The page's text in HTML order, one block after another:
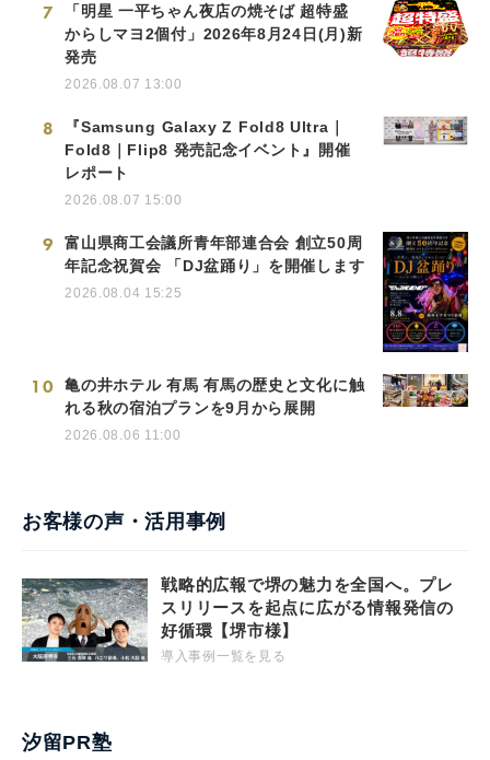
7
「明星 一平ちゃん夜店の焼そば 超特盛
からしマヨ2個付」2026年8月24日(月)新
発売
2026.08.07 13:00
8
『Samsung Galaxy Z Fold8 Ultra｜
Fold8｜Flip8 発売記念イベント』開催
レポート
2026.08.07 15:00
9
富山県商工会議所青年部連合会 創立50周
年記念祝賀会 「DJ盆踊り」を開催します
2026.08.04 15:25
10
亀の井ホテル 有馬 有馬の歴史と文化に触
れる秋の宿泊プランを9月から展開
2026.08.06 11:00
お客様の声・活用事例
戦略的広報で堺の魅力を全国へ。プレ
スリリースを起点に広がる情報発信の
好循環【堺市様】
導入事例一覧を見る
汐留PR塾